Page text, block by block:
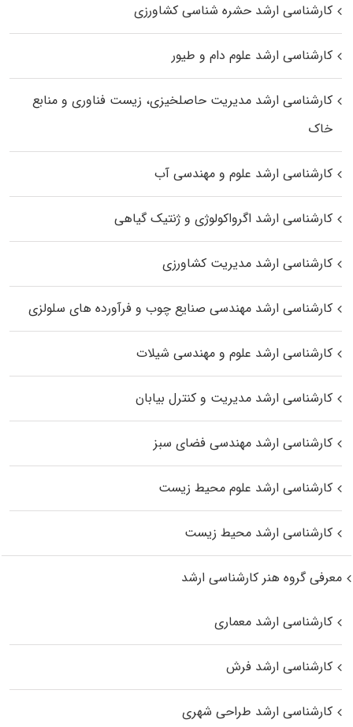
کارشناسی ارشد حشره‌ شناسی کشاورزی
کارشناسی ارشد علوم دام و طیور
کارشناسی ارشد مدیریت حاصلخیزی، زیست فناوری و منابع
خاک
کارشناسی ارشد علوم و مهندسی آب
کارشناسی ارشد اگرواکولوژی و ژنتیک گیاهی
کارشناسی ارشد مدیریت کشاورزی
کارشناسی ارشد مهندسی صنایع چوب و فرآورده‌ های سلولزی
کارشناسی ارشد علوم و مهندسی شیلات
کارشناسی ارشد مدیریت و کنترل بیابان
کارشناسی ارشد مهندسی فضای سبز
کارشناسی ارشد علوم محیط‌ زیست
کارشناسی ارشد محیط زیست
معرفی گروه هنر کارشناسی ارشد
کارشناسی ارشد معماری
کارشناسی ارشد فرش
کارشناسی ارشد طراحی شهری